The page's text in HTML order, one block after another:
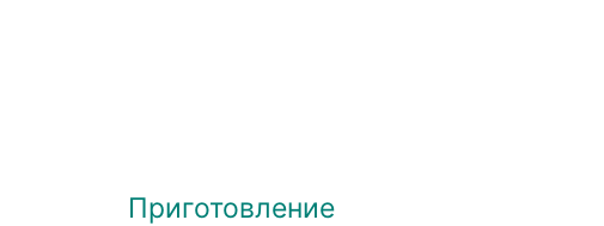
Приготовление